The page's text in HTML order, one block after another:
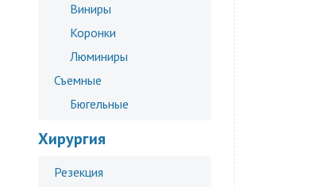
Виниры
Коронки
Люминиры
Съемные
Бюгельные
Хирургия
Резекция